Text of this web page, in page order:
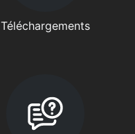
Téléchargements